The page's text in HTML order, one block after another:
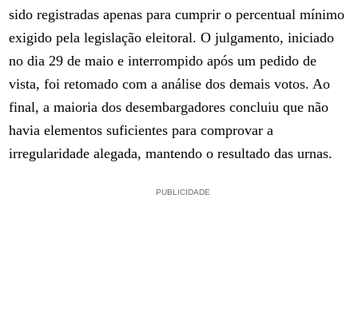
sido registradas apenas para cumprir o percentual mínimo
exigido pela legislação eleitoral. O julgamento, iniciado
no dia 29 de maio e interrompido após um pedido de
vista, foi retomado com a análise dos demais votos. Ao
final, a maioria dos desembargadores concluiu que não
havia elementos suficientes para comprovar a
irregularidade alegada, mantendo o resultado das urnas.
PUBLICIDADE